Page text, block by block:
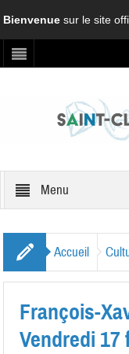
Bienvenuesur le site
Menu
Accueil
François-
Vendredi 17